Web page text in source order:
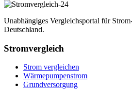
Unabhängiges Vergleichsportal für
Deutschland.
Stromvergleich
Strom vergleichen
Wärmepumpenstrom
Grundversorgung